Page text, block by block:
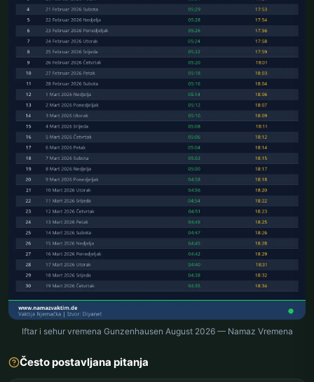
Iftar i sehur vremena Gunzenhausen August 2026 — Namaz Vremena
Često postavljana pitanja